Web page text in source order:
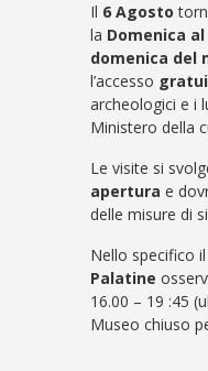
Il 6 Agosto
la Domenica
domenica del
l’accesso
archeologici e i
Ministero della
Le visite si
apertura e
delle misure di
Nello specifico il
Palatine
16.00 – 19 :45
Museo chiuso